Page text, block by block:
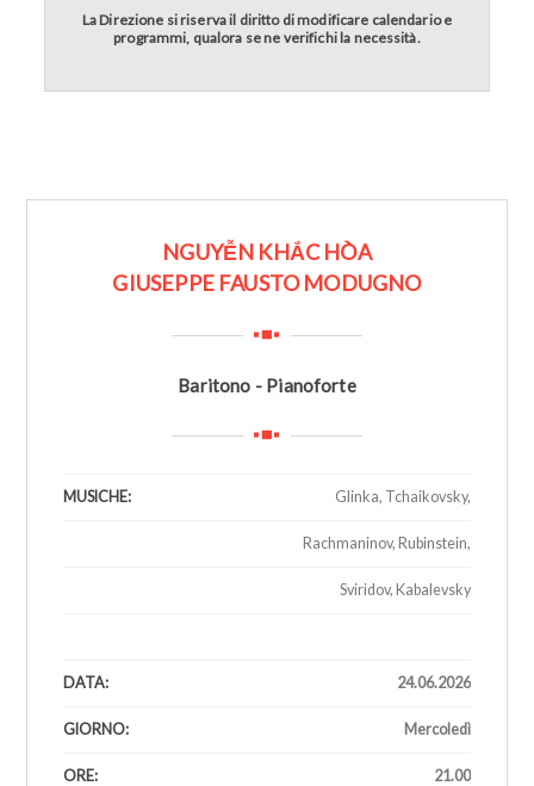
La Direzione si riserva il diritto di modificare calendario e
programmi, qualora se ne verifichi la necessità.
NGUYỄN KHẮC HÒA
GIUSEPPE FAUSTO MODUGNO
Baritono - Pianoforte
MUSICHE: Glinka, Tchaikovsky,
Rachmaninov, Rubinstein,
Sviridov, Kabalevsky
DATA: 24.06.2026
GIORNO: Mercoledì
ORE: 21.00